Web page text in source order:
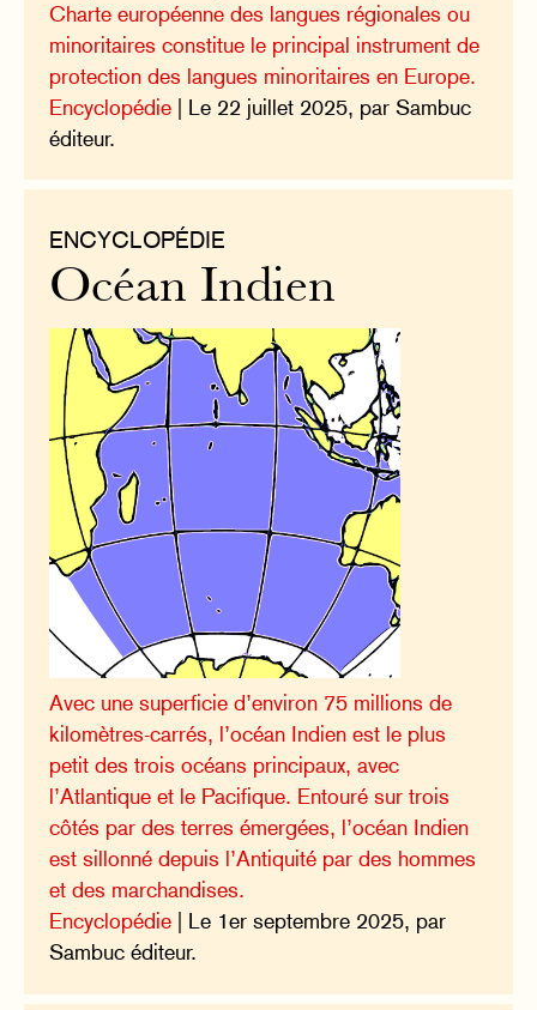
Charte européenne des langues régionales ou
minoritaires constitue le principal instrument de
protection des langues minoritaires en Europe.
Encyclopédie | Le 22 juillet 2025, par Sambuc
éditeur.
ENCYCLOPÉDIE
Océan Indien
Avec une superficie d’environ 75 millions de
kilomètres-carrés, l’océan Indien est le plus
petit des trois océans principaux, avec
l’Atlantique et le Pacifique. Entouré sur trois
côtés par des terres émergées, l’océan Indien
est sillonné depuis l’Antiquité par des hommes
et des marchandises.
Encyclopédie | Le 1er septembre 2025, par
Sambuc éditeur.